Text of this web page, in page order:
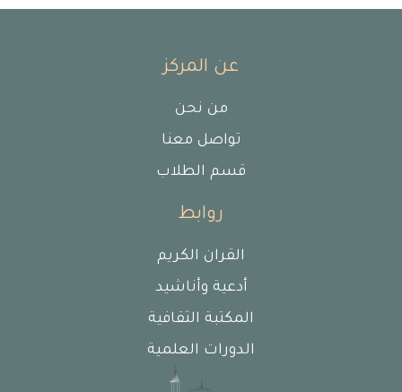
عن المركز
من نحن
تواصل معنا
قسم الطلاب
روابط
القران الكريم
أدعية وأناشيد
المكتبة الثقافية
الدورات العلمية